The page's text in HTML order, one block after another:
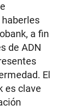
a fin
de ADN
El
es clave